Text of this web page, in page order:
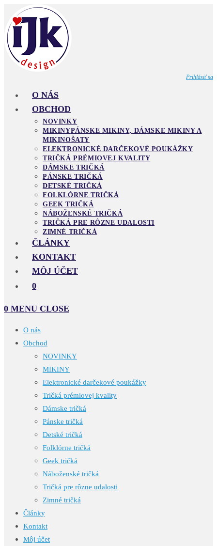
content
Prihlásiť sa
O NÁS
OBCHOD
NOVINKY
MIKINYPÁNSKE MIKINY, DÁMSKE MIKINY A
MIKINOŠATY
ELEKTRONICKÉ DARČEKOVÉ POUKÁŽKY
TRIČKÁ PRÉMIOVEJ KVALITY
DÁMSKE TRIČKÁ
PÁNSKE TRIČKÁ
DETSKÉ TRIČKÁ
FOLKLÓRNE TRIČKÁ
GEEK TRIČKÁ
NÁBOŽENSKÉ TRIČKÁ
TRIČKÁ PRE RÔZNE UDALOSTI
ZIMNÉ TRIČKÁ
ČLÁNKY
KONTAKT
MÔJ ÚČET
0
0 MENU CLOSE
O nás
Obchod
NOVINKY
MIKINY
Elektronické darčekové poukážky
Tričká prémiovej kvality
Dámske tričká
Pánske tričká
Detské tričká
Folklórne tričká
Geek tričká
Náboženské tričká
Tričká pre rôzne udalosti
Zimné tričká
Články
Kontakt
Môj účet